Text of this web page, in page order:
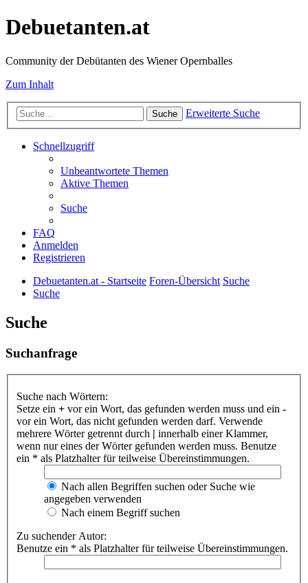
Debuetanten.at
Community der Debütanten des Wiener Opernballes
Zum Inhalt
Suche Erweiterte Suche
Schnellzugriff
Unbeantwortete Themen
Aktive Themen
Suche
FAQ
Anmelden
Registrieren
Debuetanten.at - Startseite Foren-Übersicht Suche
Suche
Suche
Suchanfrage
Suche nach Wörtern:
Setze ein + vor ein Wort, das gefunden werden muss und ein -
vor ein Wort, das nicht gefunden werden darf. Verwende
mehrere Wörter getrennt durch | innerhalb einer Klammer,
wenn nur eines der Wörter gefunden werden muss. Benutze
ein * als Platzhalter für teilweise Übereinstimmungen.
Nach allen Begriffen suchen oder Suche wie
angegeben verwenden
Nach einem Begriff suchen
Zu suchender Autor:
Benutze ein * als Platzhalter für teilweise Übereinstimmungen.